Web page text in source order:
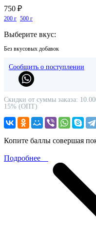
750 ₽
200 г 500 г
Выберите вкус:
Без вкусовых добавок
Сообщить о поступлении
Скидки от суммы заказа:
15% (ОПТ)
Копите баллы совершая
Подробнее